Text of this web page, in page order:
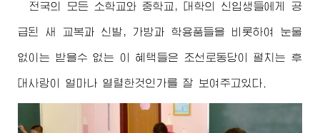
전국의 모든 소학교와 중학교, 대학의 신입생들에게 공
급된 새 교복과 신발, 가방과 학용품들을 비롯하여 눈물
없이는 받을수 없는 이 혜택들은 조선로동당이 펼치는 후
대사랑이 얼마나 열렬한것인가를 잘 보여주고있다.